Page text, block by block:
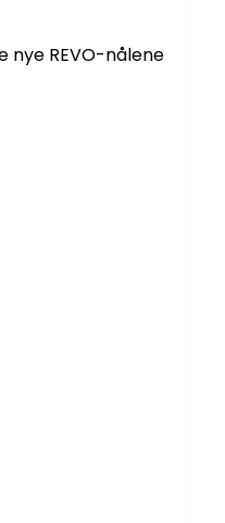
nye REVO-nålene